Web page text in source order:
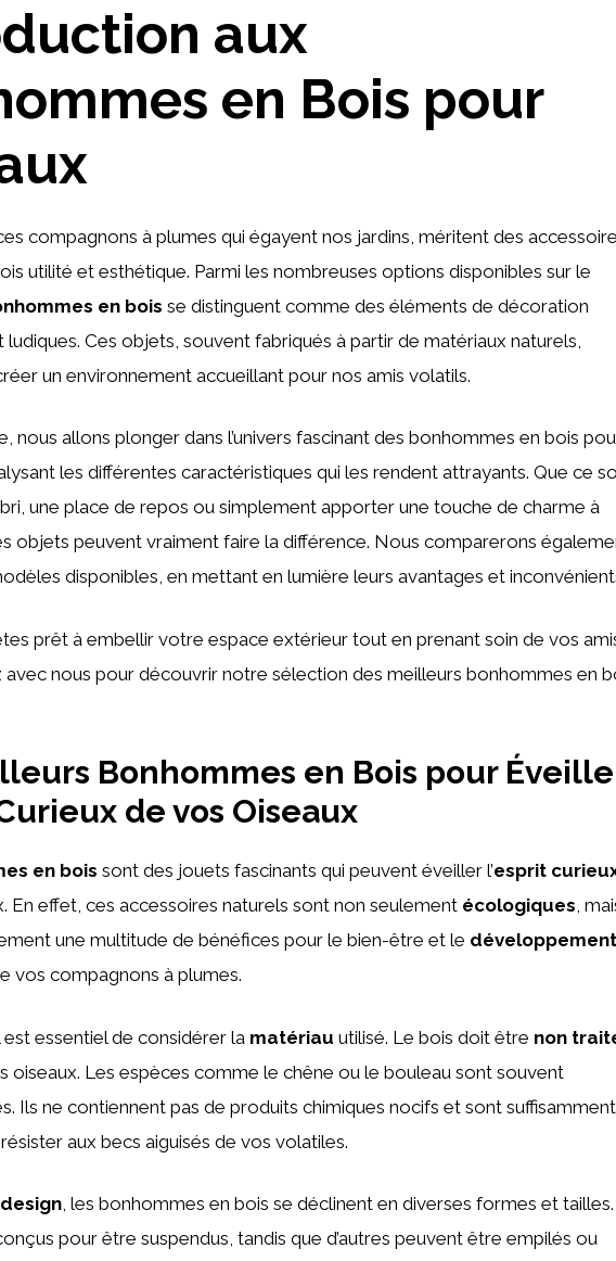
aux
en Bois pour
ces compagnons à plumes qui égayent nos jardins, méritent des
utilité et esthétique. Parmi les nombreuses options disponibles sur le
en bois se distinguent comme des éléments de décoration
Ces objets, souvent fabriqués à partir de matériaux naturels,
un environnement accueillant pour nos amis volatils.
nous allons plonger dans l’univers fascinant des bonhommes en bois
les différentes caractéristiques qui les rendent attrayants. Que ce
une place de repos ou simplement apporter une touche de charme à
objets peuvent vraiment faire la différence. Nous comparerons
disponibles, en mettant en lumière leurs avantages et
prêt à embellir votre espace extérieur tout en prenant soin de vos
avec nous pour découvrir notre sélection des meilleurs bonhommes en
Bonhommes en Bois pour
de vos Oiseaux
en bois sont des jouets fascinants qui peuvent éveiller l’esprit
En effet, ces accessoires naturels sont non seulement écologiques,
une multitude de bénéfices pour le bien-être et le développement
vos compagnons à plumes.
est essentiel de considérer la matériau utilisé. Le bois doit être non
oiseaux. Les espèces comme le chêne ou le bouleau sont souvent
Ils ne contiennent pas de produits chimiques nocifs et sont suffisamment
aux becs aiguisés de vos volatiles.
design, les bonhommes en bois se déclinent en diverses formes et tailles.
pour être suspendus, tandis que d’autres peuvent être empilés ou